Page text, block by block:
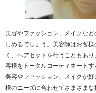
美容やファッション、メイクな
しめるでしょう。美容師はお客
く、ヘアセットを行うこともあ
客様をトータルコーディネートす
美容やファッション、メイクが
様のニーズに合わせてさまざま